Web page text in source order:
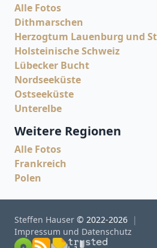
Alle Fotos
Dithmarschen
Herzogtum Lauenburg und
Holsteinische Schweiz
Lübecker Bucht
Nordseeküste
Ostseeküste
Unterelbe
Weitere Regionen
Alle Fotos
Frankreich
Polen
Steffen Hauser © 2022-2026
Impressum und Datenschutz